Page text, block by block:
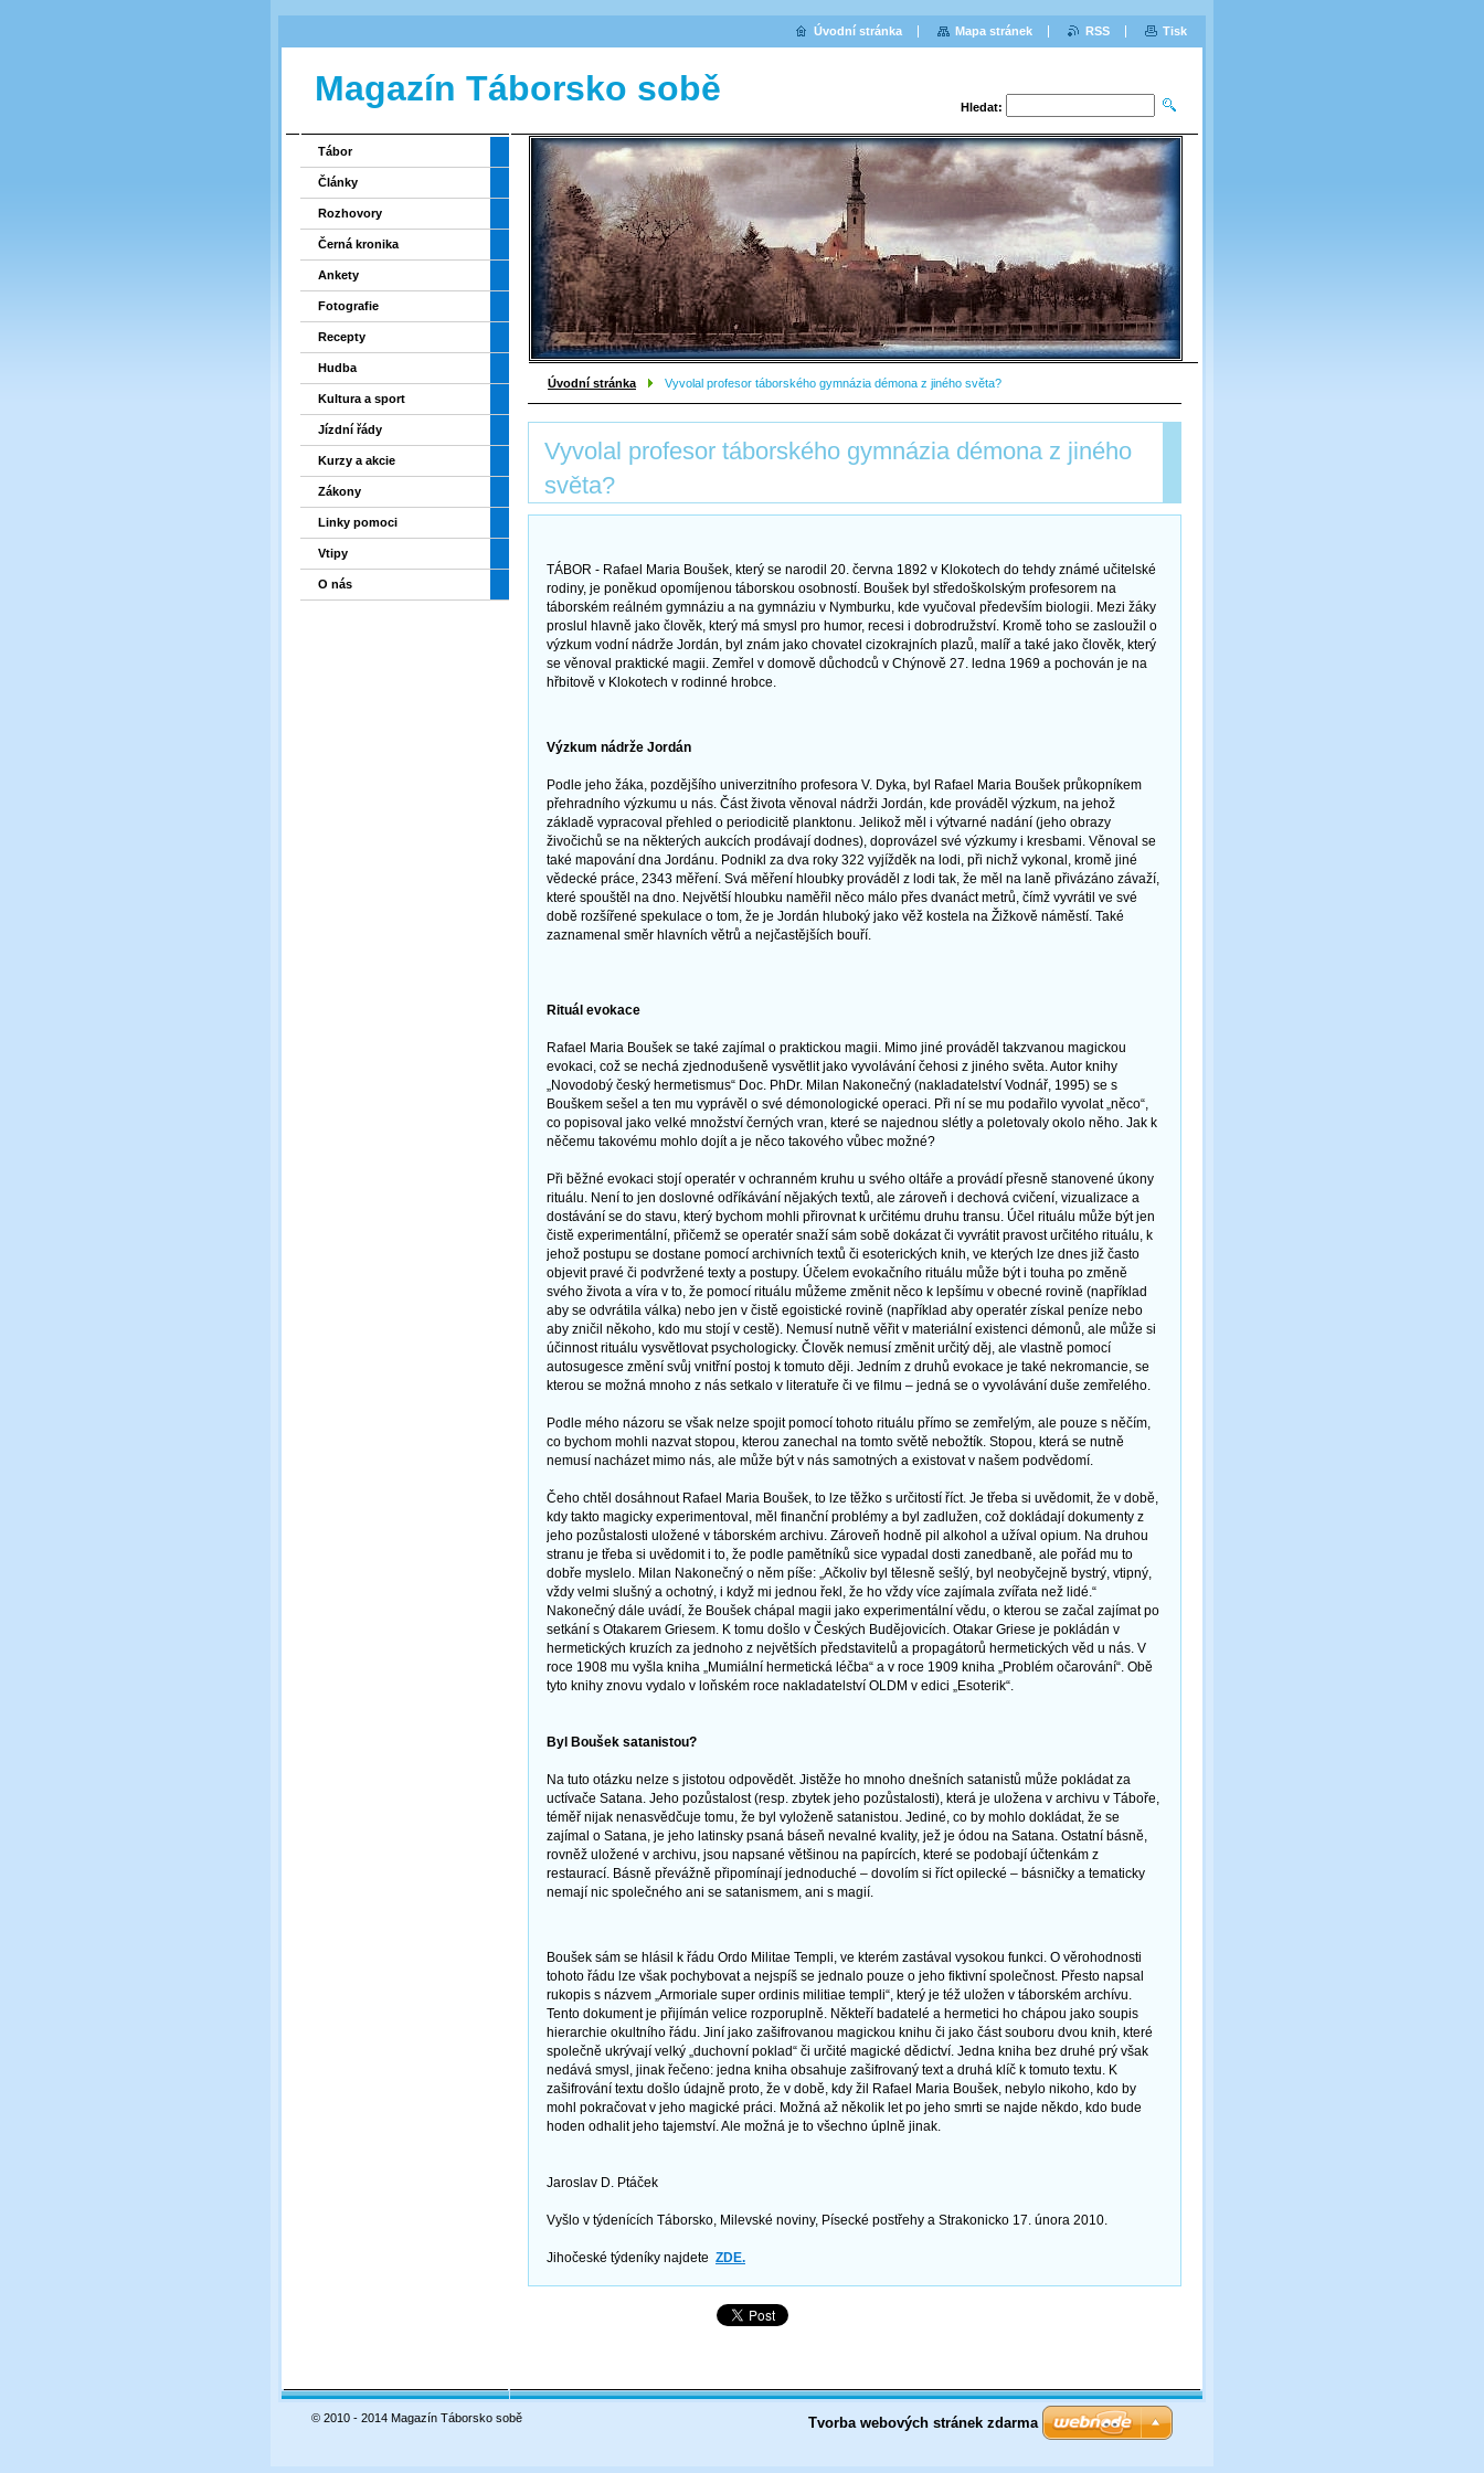
Magazín Táborsko sobě Hledat:
Úvodní stránka Vyvolal profesor táborského gymnázia démona z jiného světa?
Vyvolal profesor táborského gymnázia démona z jiného
světa?
TÁBOR - Rafael Maria Boušek, který se narodil 20. června 1892 v Klokotech do tehdy známé učitelské
rodiny, je poněkud opomíjenou táborskou osobností. Boušek byl středoškolským profesorem na
táborském reálném gymnáziu a na gymnáziu v Nymburku, kde vyučoval především biologii. Mezi žáky
proslul hlavně jako člověk, který má smysl pro humor, recesi i dobrodružství. Kromě toho se zasloužil o
výzkum vodní nádrže Jordán, byl znám jako chovatel cizokrajních plazů, malíř a také jako člověk, který
se věnoval praktické magii. Zemřel v domově důchodců v Chýnově 27. ledna 1969 a pochován je na
hřbitově v Klokotech v rodinné hrobce.
Výzkum nádrže Jordán
Podle jeho žáka, pozdějšího univerzitního profesora V. Dyka, byl Rafael Maria Boušek průkopníkem
přehradního výzkumu u nás. Část života věnoval nádrži Jordán, kde prováděl výzkum, na jehož
základě vypracoval přehled o periodicitě planktonu. Jelikož měl i výtvarné nadání (jeho obrazy
živočichů se na některých aukcích prodávají dodnes), doprovázel své výzkumy i kresbami. Věnoval se
také mapování dna Jordánu. Podnikl za dva roky 322 vyjížděk na lodi, při nichž vykonal, kromě jiné
vědecké práce, 2343 měření. Svá měření hloubky prováděl z lodi tak, že měl na laně přivázáno závaží,
které spouštěl na dno. Největší hloubku naměřil něco málo přes dvanáct metrů, čímž vyvrátil ve své
době rozšířené spekulace o tom, že je Jordán hluboký jako věž kostela na Žižkově náměstí. Také
zaznamenal směr hlavních větrů a nejčastějších bouří.
Rituál evokace
Rafael Maria Boušek se také zajímal o praktickou magii. Mimo jiné prováděl takzvanou magickou
evokaci, což se nechá zjednodušeně vysvětlit jako vyvolávání čehosi z jiného světa. Autor knihy
„Novodobý český hermetismus“ Doc. PhDr. Milan Nakonečný (nakladatelství Vodnář, 1995) se s
Bouškem sešel a ten mu vyprávěl o své démonologické operaci. Při ní se mu podařilo vyvolat „něco“,
co popisoval jako velké množství černých vran, které se najednou slétly a poletovaly okolo něho. Jak k
něčemu takovému mohlo dojít a je něco takového vůbec možné?
Při běžné evokaci stojí operatér v ochranném kruhu u svého oltáře a provádí přesně stanovené úkony
rituálu. Není to jen doslovné odříkávání nějakých textů, ale zároveň i dechová cvičení, vizualizace a
dostávání se do stavu, který bychom mohli přirovnat k určitému druhu transu. Účel rituálu může být jen
čistě experimentální, přičemž se operatér snaží sám sobě dokázat či vyvrátit pravost určitého rituálu, k
jehož postupu se dostane pomocí archivních textů či esoterických knih, ve kterých lze dnes již často
objevit pravé či podvržené texty a postupy. Účelem evokačního rituálu může být i touha po změně
svého života a víra v to, že pomocí rituálu můžeme změnit něco k lepšímu v obecné rovině (například
aby se odvrátila válka) nebo jen v čistě egoistické rovině (například aby operatér získal peníze nebo
aby zničil někoho, kdo mu stojí v cestě). Nemusí nutně věřit v materiální existenci démonů, ale může si
účinnost rituálu vysvětlovat psychologicky. Člověk nemusí změnit určitý děj, ale vlastně pomocí
autosugesce změní svůj vnitřní postoj k tomuto ději. Jedním z druhů evokace je také nekromancie, se
kterou se možná mnoho z nás setkalo v literatuře či ve filmu – jedná se o vyvolávání duše zemřelého.
Podle mého názoru se však nelze spojit pomocí tohoto rituálu přímo se zemřelým, ale pouze s něčím,
co bychom mohli nazvat stopou, kterou zanechal na tomto světě nebožtík. Stopou, která se nutně
nemusí nacházet mimo nás, ale může být v nás samotných a existovat v našem podvědomí.
Čeho chtěl dosáhnout Rafael Maria Boušek, to lze těžko s určitostí říct. Je třeba si uvědomit, že v době,
kdy takto magicky experimentoval, měl finanční problémy a byl zadlužen, což dokládají dokumenty z
jeho pozůstalosti uložené v táborském archivu. Zároveň hodně pil alkohol a užíval opium. Na druhou
stranu je třeba si uvědomit i to, že podle pamětníků sice vypadal dosti zanedbaně, ale pořád mu to
dobře myslelo. Milan Nakonečný o něm píše: „Ačkoliv byl tělesně sešlý, byl neobyčejně bystrý, vtipný,
vždy velmi slušný a ochotný, i když mi jednou řekl, že ho vždy více zajímala zvířata než lidé.“
Nakonečný dále uvádí, že Boušek chápal magii jako experimentální vědu, o kterou se začal zajímat po
setkání s Otakarem Griesem. K tomu došlo v Českých Budějovicích. Otakar Griese je pokládán v
hermetických kruzích za jednoho z největších představitelů a propagátorů hermetických věd u nás. V
roce 1908 mu vyšla kniha „Mumiální hermetická léčba“ a v roce 1909 kniha „Problém očarování“. Obě
tyto knihy znovu vydalo v loňském roce nakladatelství OLDM v edici „Esoterik“.
Byl Boušek satanistou?
Na tuto otázku nelze s jistotou odpovědět. Jistěže ho mnoho dnešních satanistů může pokládat za
uctívače Satana. Jeho pozůstalost (resp. zbytek jeho pozůstalosti), která je uložena v archivu v Táboře,
téměř nijak nenasvědčuje tomu, že byl vyloženě satanistou. Jediné, co by mohlo dokládat, že se
zajímal o Satana, je jeho latinsky psaná báseň nevalné kvality, jež je ódou na Satana. Ostatní básně,
rovněž uložené v archivu, jsou napsané většinou na papírcích, které se podobají účtenkám z
restaurací. Básně převážně připomínají jednoduché – dovolím si říct opilecké – básničky a tematicky
nemají nic společného ani se satanismem, ani s magií.
Boušek sám se hlásil k řádu Ordo Militae Templi, ve kterém zastával vysokou funkci. O věrohodnosti
tohoto řádu lze však pochybovat a nejspíš se jednalo pouze o jeho fiktivní společnost. Přesto napsal
rukopis s názvem „Armoriale super ordinis militiae templi“, který je též uložen v táborském archívu.
Tento dokument je přijímán velice rozporuplně. Někteří badatelé a hermetici ho chápou jako soupis
hierarchie okultního řádu. Jiní jako zašifrovanou magickou knihu či jako část souboru dvou knih, které
společně ukrývají velký „duchovní poklad“ či určité magické dědictví. Jedna kniha bez druhé prý však
nedává smysl, jinak řečeno: jedna kniha obsahuje zašifrovaný text a druhá klíč k tomuto textu. K
zašifrování textu došlo údajně proto, že v době, kdy žil Rafael Maria Boušek, nebylo nikoho, kdo by
mohl pokračovat v jeho magické práci. Možná až několik let po jeho smrti se najde někdo, kdo bude
hoden odhalit jeho tajemství. Ale možná je to všechno úplně jinak.
Jaroslav D. Ptáček
Vyšlo v týdenících Táborsko, Milevské noviny, Písecké postřehy a Strakonicko 17. února 2010.
Jihočeské týdeníky najdete ZDE.
Tábor
Články
Rozhovory
Černá kronika
Ankety
Fotografie
Recepty
Hudba
Kultura a sport
Jízdní řády
Kurzy a akcie
Zákony
Linky pomoci
Vtipy
O nás
Úvodní stránka Mapa stránek RSS Tisk
© 2010 - 2014 Magazín Táborsko sobě Tvorba webových stránek zdarma